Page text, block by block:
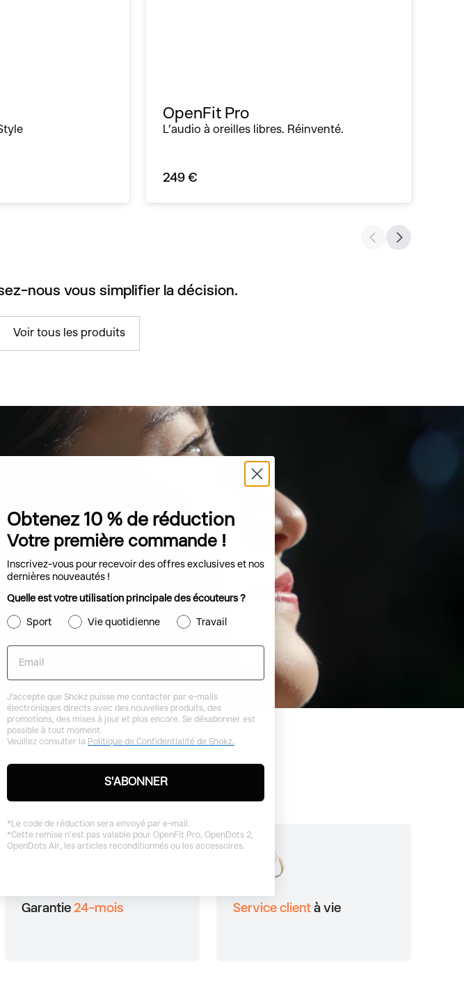
OpenFit Pro
L’audio à oreilles libres. Réinventé.
249 €
nous vous simplifier la décision.
Voir tous les produits
rend nos
libres uniques.
à
En savoir plus
Casques conçus pour le sport
Optimisés pour la stabilité. Pensés pour le
Garantie 24-mois Service client à vie
Obtenez 10 % de réduction
Votre première commande !
Inscrivez-vous pour recevoir des offres exclusives et nos
dernières nouveautés !
Quelle est votre utilisation principale des écouteurs ?
Sport Vie quotidienne Travail
Email
J'accepte que Shokz puisse me contacter par e-mails
électroniques directs avec des nouvelles produits, des
promotions, des mises à jour et plus encore. Se désabonner est
possible à tout moment.
Veuillez consulter la Politique de Confidentialité de Shokz.
S'ABONNER
*Le code de réduction sera envoyé par e-mail.
*Cette remise n’est pas valable pour OpenFit Pro, OpenDots 2,
OpenDots Air, les articles ​reconditionnés ou les accessoires.